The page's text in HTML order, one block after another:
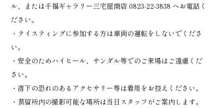
ル、または千福ギャラリー三宅屋商店0823-22-3838 へお電話く
ださい。
・テイスティングに参加する方は車両の運転をしないでくださ
い。
・安全のためハイヒール、サンダル等でのご来場はご遠慮くだ
さい。
・落下の恐れのあるアクセサリー等は着用をお控えください。
・蒸留所内の撮影可能な場所は当日スタッフがご案内します。